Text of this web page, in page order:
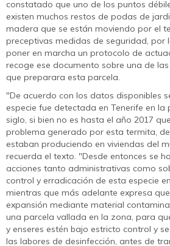
constatado que uno de los puntos
existen muchos restos de podas de
madera que se están moviendo por el
preceptivas medidas de seguridad, por
poner en marcha un protocolo de
recoge ese documento sobre una de
que preparara esta parcela.
"De acuerdo con los datos disponibles
especie fue detectada en Tenerife en
siglo, si bien no es hasta el año 2017
problema generado por esta termita,
estaban produciendo en viviendas del
recuerda el texto. "Desde entonces se
acciones tanto administrativas como
control y erradicación de esta especie
mientras que más adelante expresa
expansión mediante material
una parcela vallada en la zona, para
y enseres estén bajo estricto control y
las labores de desinfección, antes de